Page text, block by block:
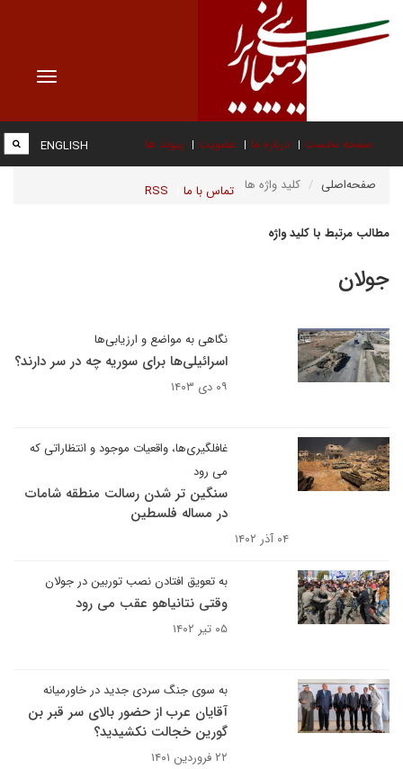
Toggle
صفحه نخست درباره ما عضویت پیوند ها
تماس با ما RSS
ENGLISH
صفحه‌اصلی کلید واژه ها
مطالب مرتبط با کلید واژه
جولان
نگاهی به مواضع و ارزیابی‌ها
اسرائیلی‌ها برای سوریه چه در سر دارند؟
۰۹ دی ۱۴۰۳
غافلگیری‌ها، واقعیات موجود و انتظاراتی که
می رود
سنگین تر شدن رسالت منطقه شامات
در مساله فلسطین
۰۴ آذر ۱۴۰۲
به تعویق افتادن نصب توربین در جولان
وقتی نتانیاهو عقب می رود
۰۵ تیر ۱۴۰۲
به سوی جنگ سردی جدید در خاورمیانه
آقایان عرب از حضور بالای سر قبر بن
گورین خجالت نکشیدید؟
۲۲ فروردین ۱۴۰۱